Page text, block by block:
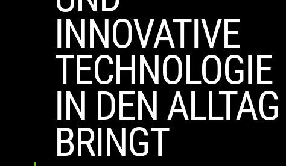
INNOVATIVE
TECHNOLOGIE
IN DEN ALLTAG
BRINGT